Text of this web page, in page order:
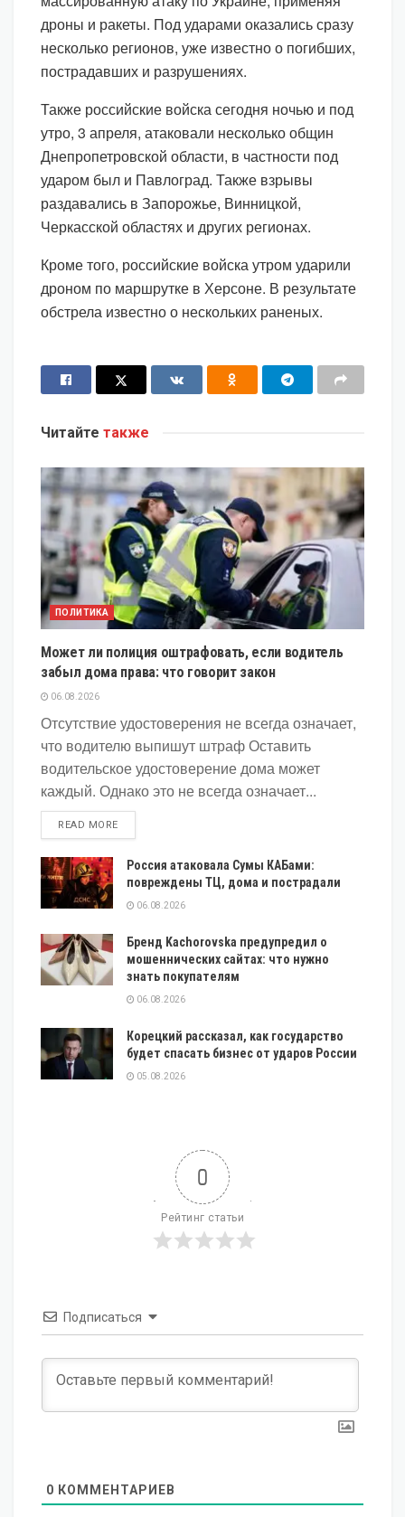
дроны и ракеты. Под ударами оказались сразу
несколько регионов, уже известно о погибших,
пострадавших и разрушениях.
Также российские войска сегодня ночью и под
утро, 3 апреля, атаковали несколько общин
Днепропетровской области, в частности под
ударом был и Павлоград. Также взрывы
раздавались в Запорожье, Винницкой,
Черкасской областях и других регионах.
Кроме того, российские войска утром ударили
дроном по маршрутке в Херсоне. В результате
обстрела известно о нескольких раненых.
Читайте также
ПОЛИТИКА
Может ли полиция оштрафовать, если водитель
забыл дома права: что говорит закон
06.08.2026
Отсутствие удостоверения не всегда означает,
что водителю выпишут штраф Оставить
водительское удостоверение дома может
каждый. Однако это не всегда означает...
READ MOREDETAILS
Россия атаковала Сумы КАБами:
повреждены ТЦ, дома и пострадали
06.08.2026
Бренд Kachorovska предупредил о
мошеннических сайтах: что нужно
знать покупателям
06.08.2026
Корецкий рассказал, как государство
будет спасать бизнес от ударов России
05.08.2026
0
Рейтинг статьи
Подписаться
0 КОММЕНТАРИЕВ